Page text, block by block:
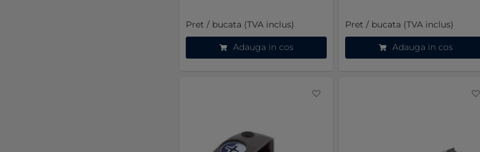
Pret / bucata (TVA inclus)
Adauga in cos
Pret / bucata (TVA inclus)
Adauga in cos